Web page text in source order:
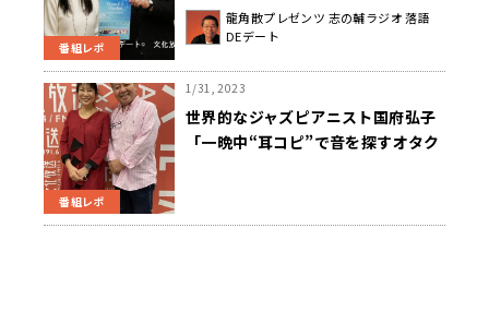
番組レポ
龍角散プレゼンツ 志の輔ラジオ 落語
DEデート
番組レポ
1/31, 2023
世界的なジャズピアニスト国府弘子
「一晩中“耳コピ”で音を探すオタク